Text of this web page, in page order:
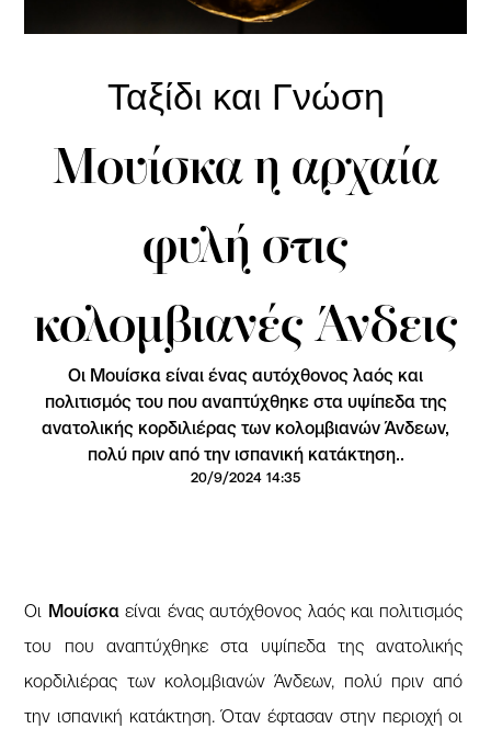
Ταξίδι και Γνώση
Μουίσκα η αρχαία
φυλή στις
κολομβιανές Άνδεις
Οι Μουίσκα είναι ένας αυτόχθονος λαός και
πολιτισμός του που αναπτύχθηκε στα υψίπεδα της
ανατολικής κορδιλιέρας των κολομβιανών Άνδεων,
πολύ πριν από την ισπανική κατάκτηση..
20/9/2024 14:35
Οι Μουίσκαείναι ένας αυτόχθονος λαός και πολιτισμός
του που αναπτύχθηκε στα υψίπεδα της ανατολικής
κορδιλιέρας των κολομβιανών Άνδεων, πολύ πριν από
την ισπανική κατάκτηση. Όταν έφτασαν στην περιοχή οι